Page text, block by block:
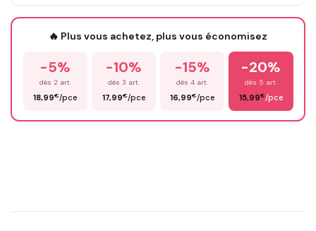
Votre texte / idée*
Prénom*
🔥 Plus vous achetez, plus vous économisez
-5%
dès 2 art.
18,99€/pce
-10%
dès 3 art.
17,99€/pce
-15%
dès 4 art.
16,99€/pce
-20%
dès 5 art.
15,99€/pce